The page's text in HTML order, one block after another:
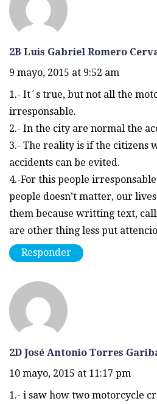
2B Luis Gabriel Romero
9 mayo, 2015 at 9:52 am
1.- It´s true, but not all the
irresponsable.
2.- In the city are normal the
3.- The reality is if the citizens
accidents can be evited.
4.-For this people
people doesn’t matter, our
them because writting text,
are other thing less put
Responder
2D José Antonio Torres
10 mayo, 2015 at 11:17 pm
1.- i saw how two motorcycle